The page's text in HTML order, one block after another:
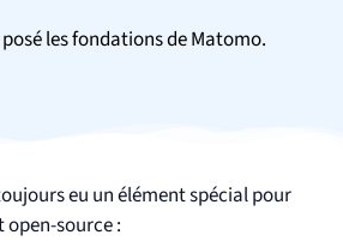
les fondations de Matomo.
eu un élément spécial pour
source :